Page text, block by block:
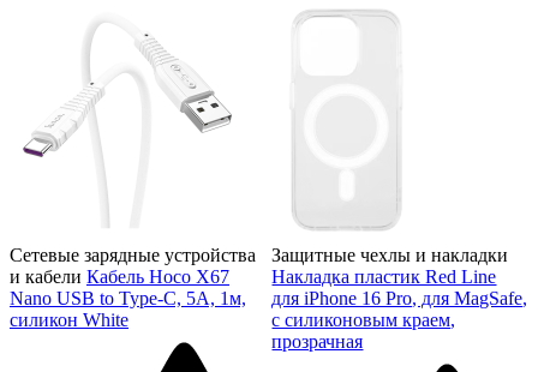
Сетевые зарядные устройства
и кабели Кабель Hoco X67
Nano USB to Type-C, 5А, 1м,
силикон White
Защитные чехлы и накладки
Накладка пластик Red Line
для iPhone 16 Pro, для MagSafe,
с силиконовым краем,
прозрачная